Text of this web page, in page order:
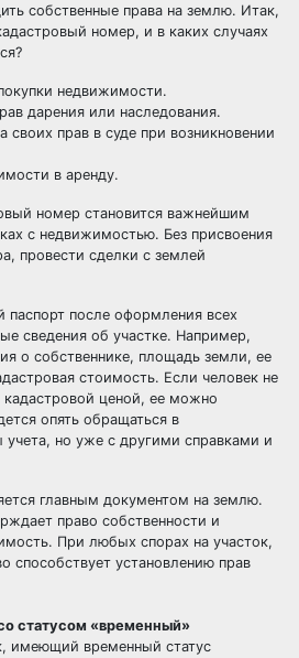
собственные права на землю. Итак,
номер, и в каких случаях
недвижимости.
дарения или наследования.
своих прав в суде при возникновении
в аренду.
номер становится важнейшим
с недвижимостью. Без присвоения
провести сделки с землей
паспорт после оформления всех
сведения об участке. Например,
о собственнике, площадь земли, ее
стоимость. Если человек не
кадастровой ценой, ее можно
опять обращаться в
учета, но уже с другими справками и
главным документом на землю.
право собственности и
При любых спорах на участок,
способствует установлению прав
статусом «временный»
имеющий временный статус